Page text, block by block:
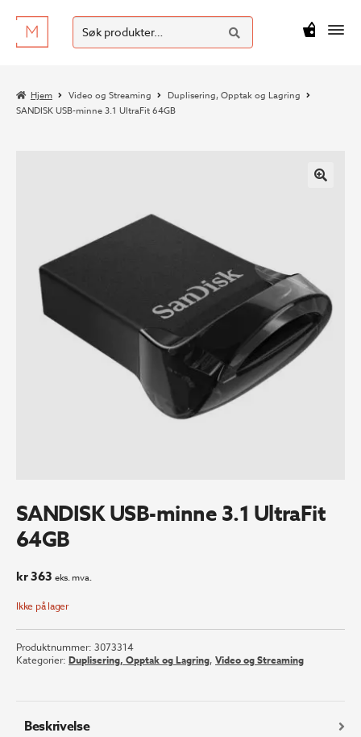
Hopp
til
Hopp
til
Søk
etter:
SØK
kr0
Hjem Video og Streaming
Duplisering, Opptak og Lagring
SANDISK USB-minne 3.1 UltraFit 64GB
SANDISK USB-minne 3.1 UltraFit
64GB
kr363 eks. mva.
Ikke på lager
Produktnummer: 3073314
Kategorier: Duplisering, Opptak og Lagring, Video og Streaming
Beskrivelse